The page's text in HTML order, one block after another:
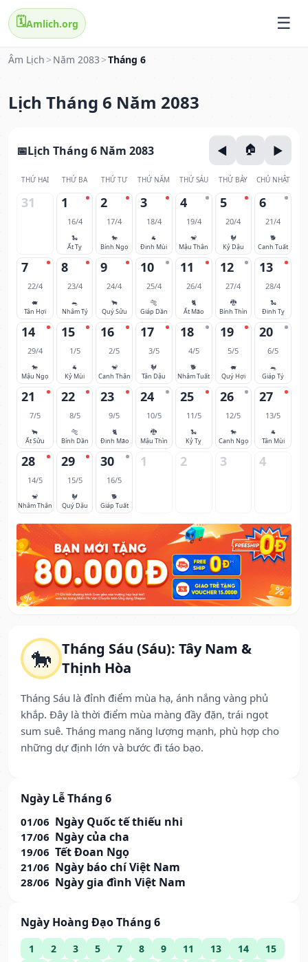
🗓️Amlich.org
Âm Lịch > Năm 2083 >Tháng 6
Lịch Tháng 6 Năm 2083
🐎 Tháng Sáu (Sáu): Tây Nam &
Thịnh Hòa
Tháng Sáu là đỉnh điểm mùa hạ, ánh nắng vàng phủ
khắp. Đây là thời điểm mùa màng đầy đặn, trái ngọt
sum suê. Tháng mang năng lượng mạnh, phù hợp cho
những dự định lớn và bước đi táo bạo.
Ngày Lễ Tháng 6
01/06 Ngày Quốc tế thiếu nhi
17/06 Ngày của cha
19/06 Tết Đoan Ngọ
21/06 Ngày báo chí Việt Nam
28/06 Ngày gia đình Việt Nam
Ngày Hoàng Đạo Tháng 6
1 2 3 5 7 8 9 11 13 14
15
Lịch Tháng 6 Năm 2083
THỨ HAI THỨ BA THỨ TƯ THỨ NĂM THỨ SÁU THỨ BẢY CHỦ NHẬT
31 1
16/4
🐍
Ất Tỵ
2
17/4
🐎
Bính Ngọ
3
18/4
🐐
Đinh Mùi
4
19/4
🐒
Mậu Thân
5
20/4
🐓
Kỷ Dậu
6
21/4
🐕
Canh Tuất
7
22/4
🐖
Tân Hợi
8
23/4
🐀
Nhâm Tý
9
24/4
🐂
Quý Sửu
10
25/4
🐅
Giáp Dần
11
26/4
🐈
Ất Mão
12
27/4
🐉
Bính Thìn
13
28/4
🐍
Đinh Tỵ
14
29/4
🐎
Mậu Ngọ
15
1/5
🐐
Kỷ Mùi
16
2/5
🐒
Canh Thân
17
3/5
🐓
Tân Dậu
18
4/5
🐕
Nhâm Tuất
19
5/5
🐖
Quý Hợi
20
6/5
🐀
Giáp Tý
21
7/5
🐂
Ất Sửu
22
8/5
🐅
Bính Dần
23
9/5
🐈
Đinh Mão
24
10/5
🐉
Mậu Thìn
25
11/5
🐍
Kỷ Tỵ
26
12/5
🐎
Canh Ngọ
27
13/5
🐐
Tân Mùi
28
14/5
🐒
Nhâm Thân
29
15/5
🐓
Quý Dậu
30
16/5
🐕
Giáp Tuất
1 2 3 4